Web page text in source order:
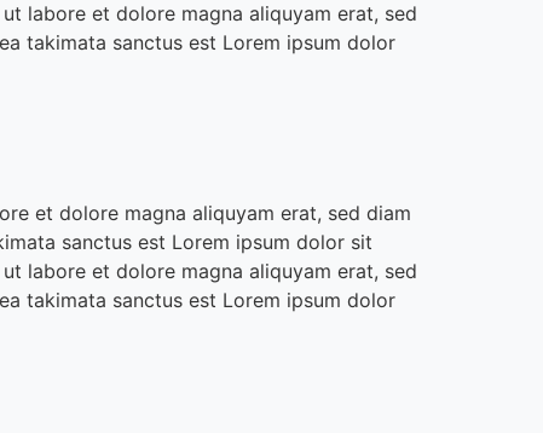
labore et dolore magna aliquyam erat, sed
takimata sanctus est Lorem ipsum dolor
et dolore magna aliquyam erat, sed diam
sanctus est Lorem ipsum dolor sit
labore et dolore magna aliquyam erat, sed
takimata sanctus est Lorem ipsum dolor